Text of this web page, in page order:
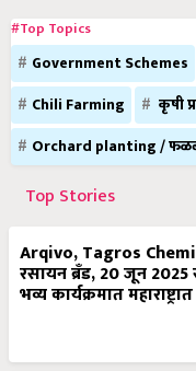
Government Schemes
Chili Farming
कृषी
Orchard planting /
Top Stories
रसायन ब्रँड, 20 जून 2025
भव्य कार्यक्रमात